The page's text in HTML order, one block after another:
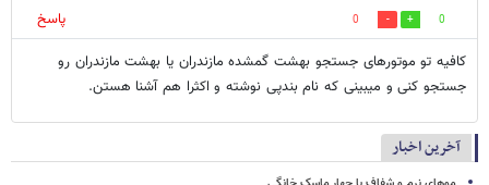
0
0
پاسخ
کافیه تو موتورهای جستجو بهشت گمشده مازندران یا بهشت مازندران رو
جستجو کنی و میبینی که نام بندپی نوشته و اکثرا هم آشنا هستن.
آخرین اخبار